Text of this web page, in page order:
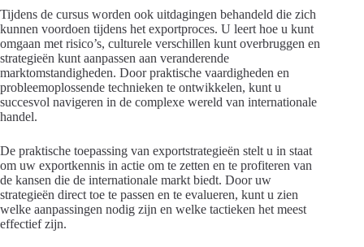
Tijdens de cursus worden ook uitdagingen behandeld die zich
kunnen voordoen tijdens het exportproces. U leert hoe u kunt
omgaan met risico’s, culturele verschillen kunt overbruggen en
strategieën kunt aanpassen aan veranderende
marktomstandigheden. Door praktische vaardigheden en
probleemoplossende technieken te ontwikkelen, kunt u
succesvol navigeren in de complexe wereld van internationale
handel.
De praktische toepassing van exportstrategieën stelt u in staat
om uw exportkennis in actie om te zetten en te profiteren van
de kansen die de internationale markt biedt. Door uw
strategieën direct toe te passen en te evalueren, kunt u zien
welke aanpassingen nodig zijn en welke tactieken het meest
effectief zijn.